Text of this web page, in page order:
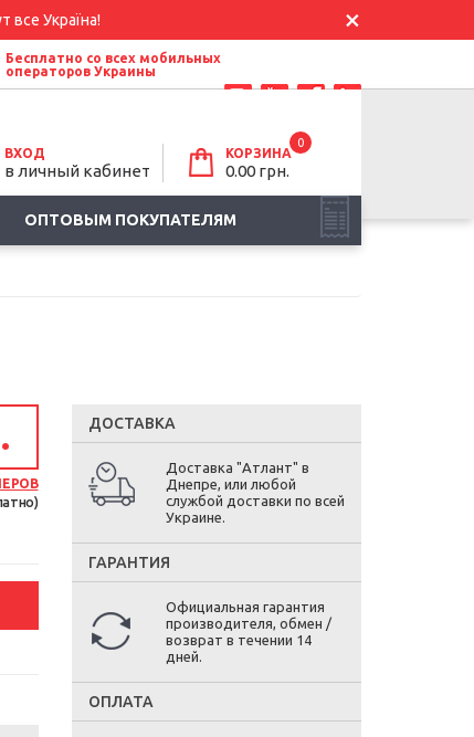
все Україна!
Бесплатно со всех мобильных
операторов Украины
ВХОД
в личный кабинет
КОРЗИНА
0
0.00 грн.
ОПТОВЫМ ПОКУПАТЕЛЯМ
ДОСТАВКА
Доставка "Атлант" в
Днепре, или любой
службой доставки по всей
Украине.
ГАРАНТИЯ
Официальная гарантия
производителя, обмен /
возврат в течении 14
дней.
ОПЛАТА